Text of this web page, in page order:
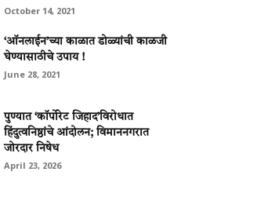
October 14, 2021
‘ऑनलाईन’च्या काळात डोळ्यांची काळजी
घेण्यासाठीचे उपाय !
June 28, 2021
पुण्यात ‘कॉर्पोरेट जिहाद’विरोधात
हिंदुत्वनिष्ठांचे आंदोलन; विमाननगरात
जोरदार निषेध
April 23, 2026